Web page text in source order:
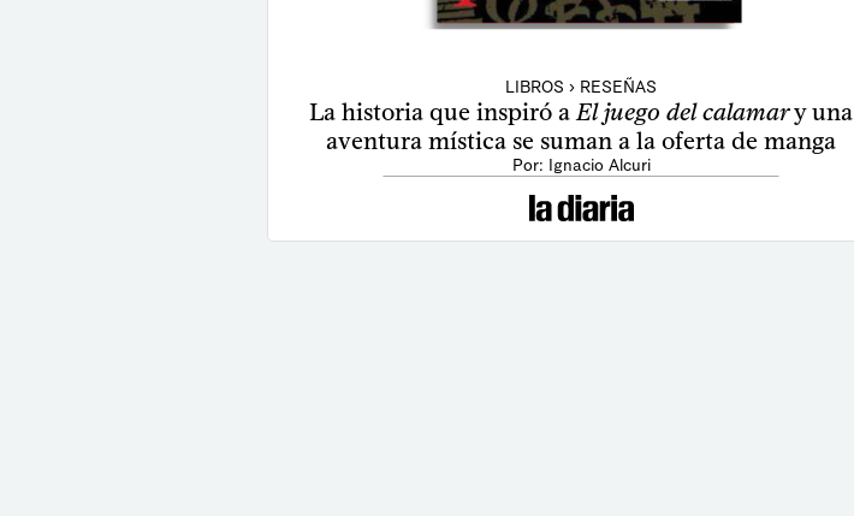
LIBROS › RESEÑAS
La historia que inspiró a El juego del calamary una
aventura mística se suman a la oferta de manga
Por: Ignacio Alcuri